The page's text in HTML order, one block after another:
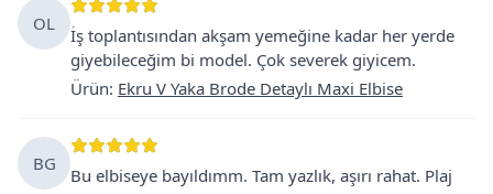
OL
İş toplantısından akşam yemeğine kadar her yerde
giyebileceğim bi model. Çok severek giyicem.
Ürün: Ekru V Yaka Brode Detaylı Maxi Elbise
BG
Bu elbiseye bayıldımm. Tam yazlık, aşırı rahat. Plaj